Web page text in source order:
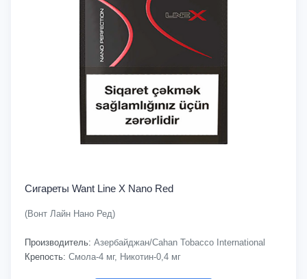
Сигареты Want Line X Nano Red
(Вонт Лайн Нано Ред)
Производитель: Азербайджан/Cahan Tobacco International
Крепость: Смола-4 мг, Никотин-0,4 мг